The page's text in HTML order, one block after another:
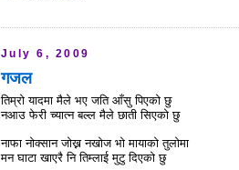
July 6, 2009
गजल
तिम्रो यादमा मैले भए जति आँसु पिएको छु
नआउ फेरी च्यात्न बल्ल मैले छाती सिएको छु
नाफा नोक्सान जोख्न नखोज भो मायाको तुलोमा
मन घाटा खाएरै नि तिम्लाई मुटु दिएको छु